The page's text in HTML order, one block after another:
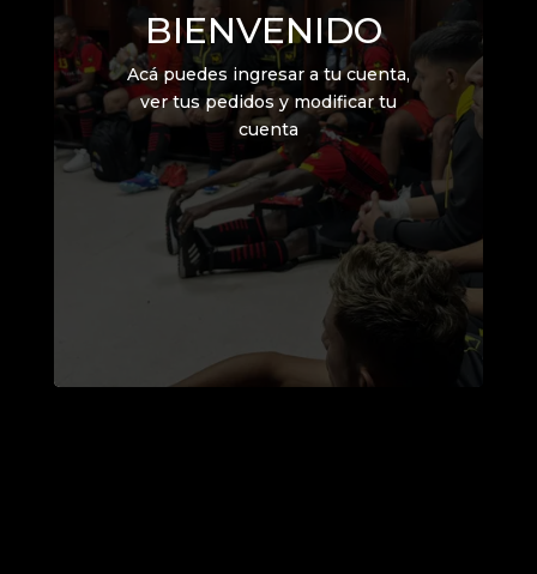
BIENVENIDO
Acá puedes ingresar a tu cuenta,
ver tus pedidos y modificar tu
cuenta